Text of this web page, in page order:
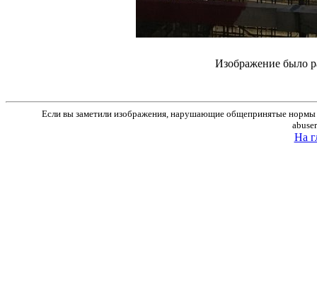
Изображение было
Если вы заметили изображения, нарушающие общепринятые нормы
На